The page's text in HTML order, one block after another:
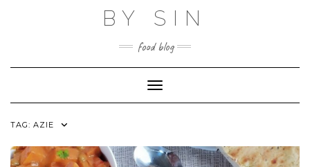
BY SIN
food blog
Toggle Navigation
TAG: AZIE